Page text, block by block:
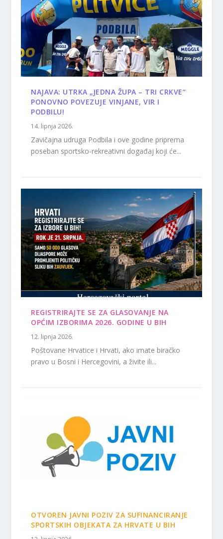
NAJAVA: UTRKA „JEDNA ŽUPA – TRI CRKVE“
PONOVNO POVEZUJE VINJANE, VIR I
PODBILU!
14. lipnja 2026.
Zavičajna udruga Podbila i ove godine priprema
poseban sportsko-rekreativni događaj koji će...
REGISTRIRAJTE SE ZA GLASOVANJE NA
OPĆIM IZBORIMA 2026. GODINE U BIH
12. lipnja 2026.
Poštovane Hrvatice i Hrvati, ako imate biračko
pravo u Bosni i Hercegovini, a živite ili...
OTVOREN JAVNI POZIV ZA SUFINANCIRANJE
SPORTSKIH OBJEKATA ZA HRVATE U BIH